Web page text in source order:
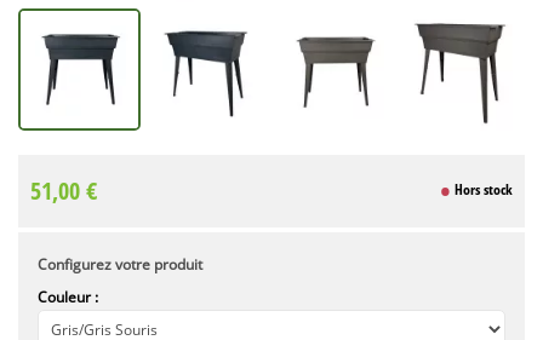
51,00 € Hors stock
Configurez votre produit
Couleur :